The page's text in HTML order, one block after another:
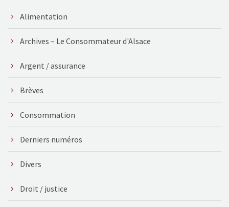
Alimentation
Archives – Le Consommateur d'Alsace
Argent / assurance
Brèves
Consommation
Derniers numéros
Divers
Droit / justice